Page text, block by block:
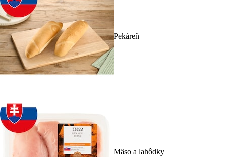
Pekáreň
Mäso a lahôdky